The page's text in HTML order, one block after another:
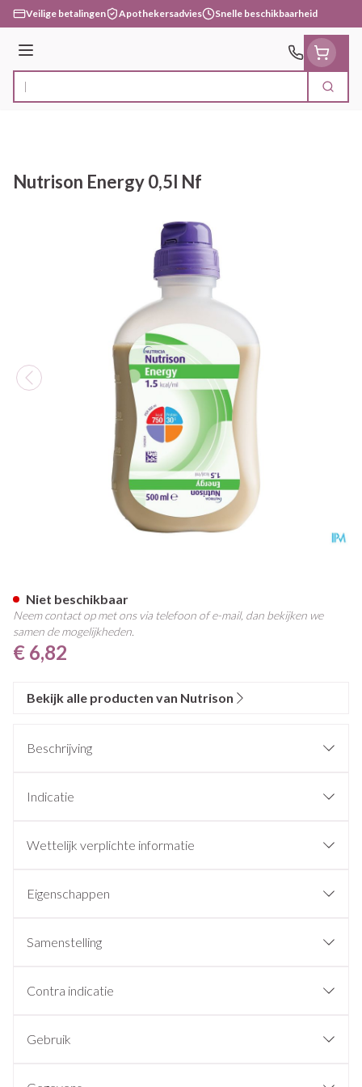
Ga naar de inhoud
Veilige betalingen Apothekersadvies Snelle beschikbaarheid
Menu
Product, merk, categorie... Zoek
Nutrison Energy 0,5l Nf
€ 6,82
Niet beschikbaar
Neem contact op met ons via telefoon of e-mail, dan bekijken we
samen de mogelijkheden.
Bekijk alle producten van Nutrison
Beschrijving
Indicatie
Wettelijk verplichte informatie
Eigenschappen
Samenstelling
Contra indicatie
Gebruik